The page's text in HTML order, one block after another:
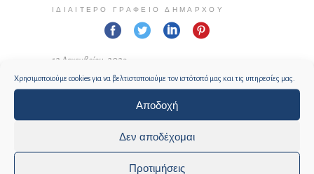
Χρησιμοποιούμε cookies για να βελτιστοποιούμε τον ιστότοπό μας και τις υπηρεσίες μας.
Αποδοχή
Δεν αποδέχομαι
Προτιμήσεις
ΙΔΙΑΊΤΕΡΟ ΓΡΑΦΕΊΟ ΔΗΜΆΡΧΟΥ
12 Δεκεμβρίου, 2023